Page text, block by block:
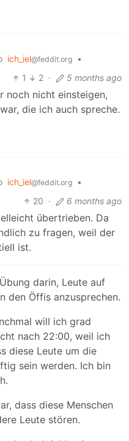
ich_iel@feddit.org
•
1 2 · 5 months ago
noch nicht einsteigen,
die ich auch spreche.
ich_iel@feddit.org
•
20 · 6 months ago
übertrieben. Da
zu fragen, weil der
ist.
darin, Leute auf
den Öffis anzusprechen.
will ich grad
nach 22:00, weil ich
diese Leute um die
sein werden. Ich bin
dass diese Menschen
Leute stören.